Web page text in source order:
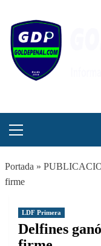
contenido
principal
Portada »
firme
LDF Primera
Delfines